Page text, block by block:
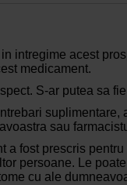
intregime acest
medicament.
S-ar putea sa
suplimentare,
sau
a fost prescris
persoane. Le
cu ale